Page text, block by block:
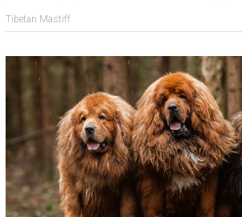
Tibetan Mastiff